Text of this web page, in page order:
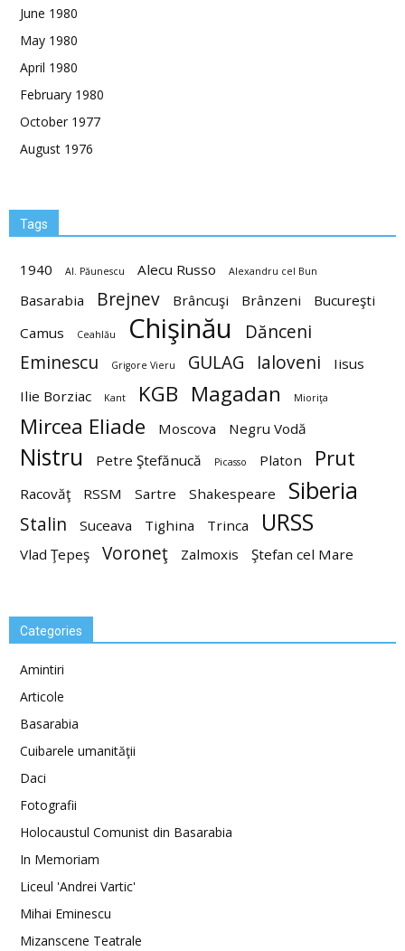
June 1980
May 1980
April 1980
February 1980
October 1977
August 1976
Tags
1940 Al. Păunescu Alecu Russo Alexandru cel Bun
Basarabia Brejnev Brâncuşi Brânzeni
Bucureşti
Camus
Ceahlău Chişinău
Dănceni
Eminescu
Grigore Vieru GULAG Ialoveni
Iisus
Ilie Borziac
Kant KGB Magadan Mioriţa
Mircea Eliade Moscova Negru Vodă
Nistru Petre Ştefănucă Picasso Platon Prut
Racovăţ RSSM Sartre Shakespeare Siberia
Stalin Suceava Tighina Trinca URSS
Vlad Ţepeş Voroneţ Zalmoxis Ştefan cel Mare
Categories
Amintiri
Articole
Basarabia
Cuibarele umanităţii
Daci
Fotografii
Holocaustul Comunist din Basarabia
In Memoriam
Liceul 'Andrei Vartic'
Mihai Eminescu
Mizanscene Teatrale